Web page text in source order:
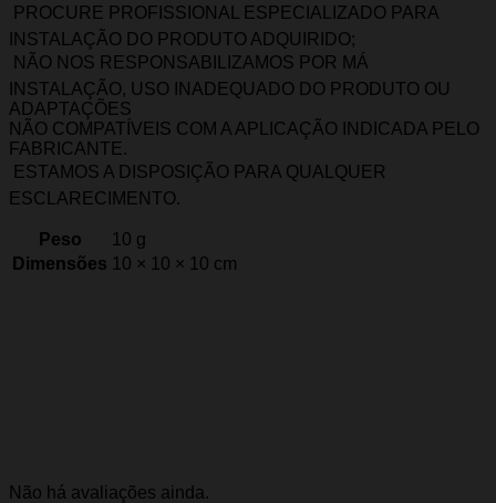
 PROCURE PROFISSIONAL ESPECIALIZADO PARA
INSTALAÇÃO DO PRODUTO ADQUIRIDO;
 NÃO NOS RESPONSABILIZAMOS POR MÁ
INSTALAÇÃO, USO INADEQUADO DO PRODUTO OU
ADAPTAÇÕES
NÃO COMPATÍVEIS COM A APLICAÇÃO INDICADA PELO
FABRICANTE.
 ESTAMOS A DISPOSIÇÃO PARA QUALQUER
ESCLARECIMENTO.
Peso
10 g
Dimensões 10 × 10 × 10 cm
Não há avaliações ainda.